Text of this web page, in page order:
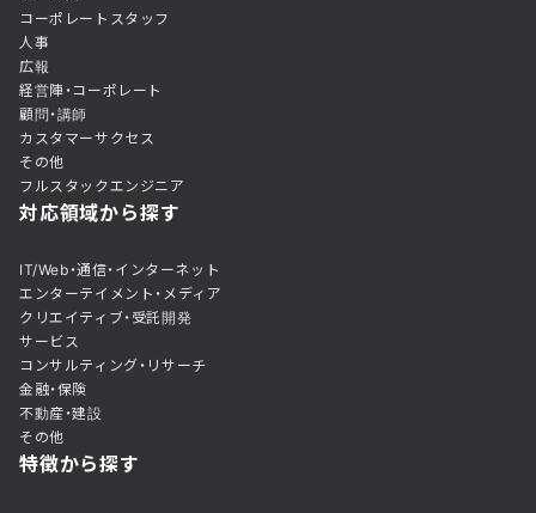
コーポレートスタッフ
人事
広報
経営陣・コーポレート
顧問・講師
カスタマーサクセス
その他
フルスタックエンジニア
対応領域から探す
IT/Web・通信・インターネット
エンターテイメント・メディア
クリエイティブ・受託開発
サービス
コンサルティング・リサーチ
金融・保険
不動産・建設
その他
特徴から探す